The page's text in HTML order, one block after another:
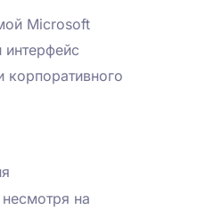
Microsoft
корпоративного
на